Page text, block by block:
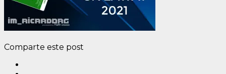
Comparte este post